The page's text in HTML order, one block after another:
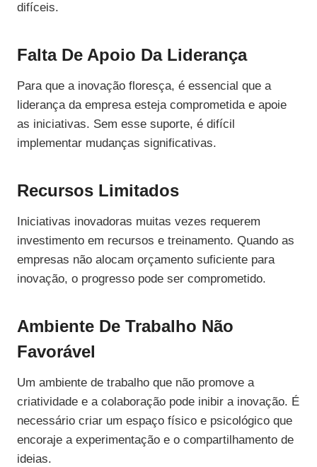
difíceis.
Falta De Apoio Da Liderança
Para que a inovação floresça, é essencial que a
liderança da empresa esteja comprometida e apoie
as iniciativas. Sem esse suporte, é difícil
implementar mudanças significativas.
Recursos Limitados
Iniciativas inovadoras muitas vezes requerem
investimento em recursos e treinamento. Quando as
empresas não alocam orçamento suficiente para
inovação, o progresso pode ser comprometido.
Ambiente De Trabalho Não
Favorável
Um ambiente de trabalho que não promove a
criatividade e a colaboração pode inibir a inovação. É
necessário criar um espaço físico e psicológico que
encoraje a experimentação e o compartilhamento de
ideias.